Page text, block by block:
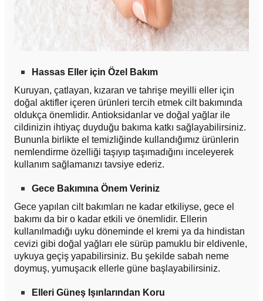
Hassas Eller için Özel Bakım
Kuruyan, çatlayan, kızaran ve tahrişe meyilli eller için
doğal aktifler içeren ürünleri tercih etmek cilt bakımında
oldukça önemlidir. Antioksidanlar ve doğal yağlar ile
cildinizin ihtiyaç duyduğu bakıma katkı sağlayabilirsiniz.
Bununla birlikte el temizliğinde kullandığımız ürünlerin
nemlendirme özelliği taşıyıp taşımadığını inceleyerek
kullanım sağlamanızı tavsiye ederiz.
Gece Bakımına Önem Veriniz
Gece yapılan cilt bakımları ne kadar etkiliyse, gece el
bakımı da bir o kadar etkili ve önemlidir. Ellerin
kullanılmadığı uyku döneminde el kremi ya da hindistan
cevizi gibi doğal yağları ele sürüp pamuklu bir eldivenle,
uykuya geçiş yapabilirsiniz. Bu şekilde sabah neme
doymuş, yumuşacık ellerle güne başlayabilirsiniz.
Elleri Güneş Işınlarından Koru